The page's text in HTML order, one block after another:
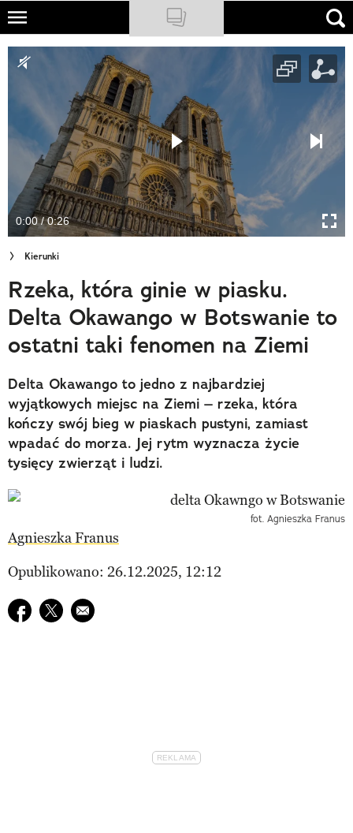
Skip
main
NATIONAL GEOGRAPHIC
PODCASTY
Sklep
Newsletter
Cuda Polski
Wielki Konkurs Fotograficzny
Trendbook Podróżniczy
Polecane
0:00 / 0:26
Kierunki
Rzeka, która ginie w piasku.
Delta Okawango w Botswanie to
ostatni taki fenomen na Ziemi
Delta Okawango to jedno z najbardziej
wyjątkowych miejsc na Ziemi – rzeka, która
kończy swój bieg w piaskach pustyni, zamiast
wpadać do morza. Jej rytm wyznacza życie
tysięcy zwierząt i ludzi.
fot. Agnieszka Franus
Agnieszka Franus
Opublikowano: 26.12.2025, 12:12
Udostępnij na facebook
Udostępnij na twitter
E-mail do przyjaciela